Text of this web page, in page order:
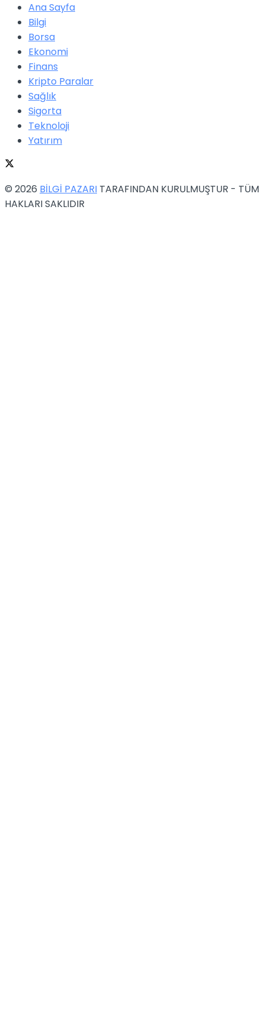
Ana Sayfa
Bilgi
Borsa
Ekonomi
Finans
Kripto Paralar
Sağlık
Sigorta
Teknoloji
Yatırım
© 2026 BİLGİ PAZARI TARAFINDAN KURULMUŞTUR - TÜM
HAKLARI SAKLIDIR